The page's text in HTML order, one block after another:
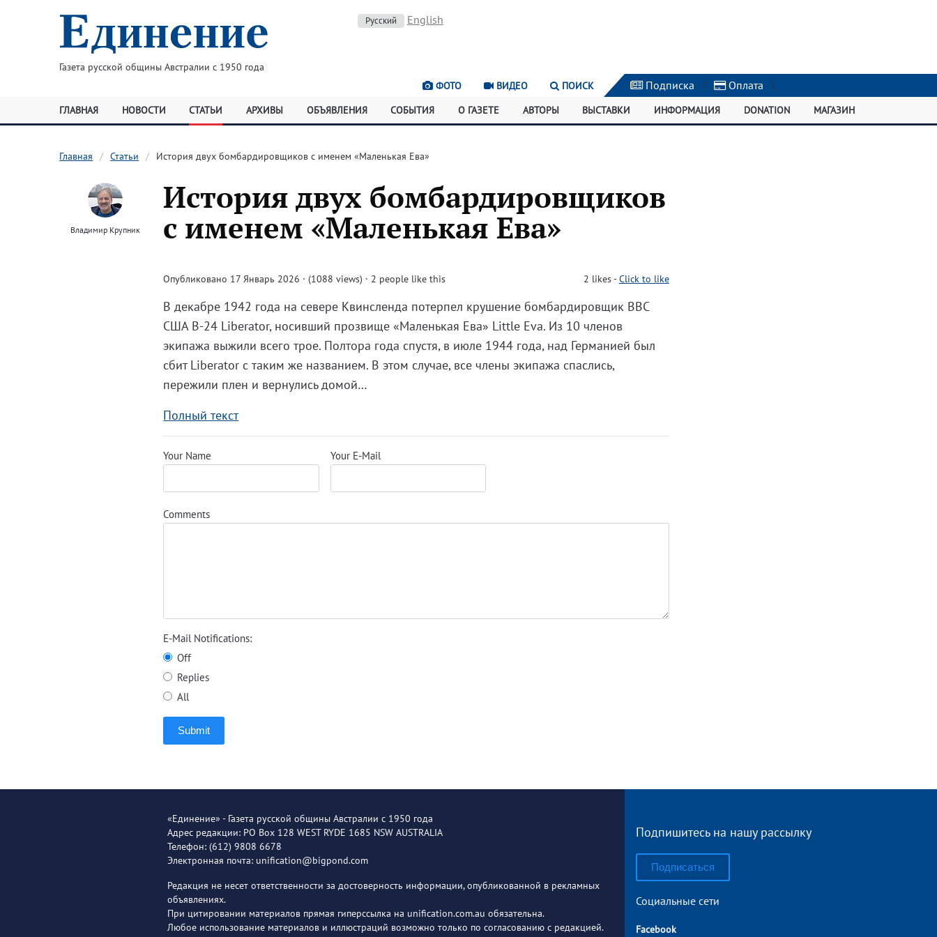
Газета русской общины Австралии с 1950 года
Русский English
ФОТО ВИДЕО ПОИСК Подписка | Оплата |
ГЛАВНАЯ НОВОСТИ СТАТЬИ АРХИВЫ ОБЪЯВЛЕНИЯ СОБЫТИЯ О ГАЗЕТЕ АВТОРЫ ВЫСТАВКИ ИНФОРМАЦИЯ DONATION МАГАЗИН
Главная Статьи История двух бомбардировщиков с именем «Маленькая Ева»
Владимир Крупник
История двух бомбардировщиков
с именем «Маленькая Ева»
Опубликовано 17 Январь 2026 · (1088 views) · 2 people like this 2 likes-Click to like
В декабре 1942 года на севере Квинсленда потерпел крушение бомбардировщик ВВС
США B-24 Liberator, носивший прозвище «Маленькая Ева» Little Eva. Из 10 членов
экипажа выжили всего трое. Полтора года спустя, в июле 1944 года, над Германией был
сбит Liberator с таким же названием. В этом случае, все члены экипажа спаслись,
пережили плен и вернулись домой…
Полный текст
Your Name Your E-Mail
Comments
E-Mail Notifications:
Off
Replies
All
Submit
«Единение» - Газета русской общины Австралии с 1950 года
Адрес редакции: PO Box 128 WEST RYDE 1685 NSW AUSTRALIA
Телефон: (612) 9808 6678
Электронная почта: unification@bigpond.com
Редакция не несет ответственности за достоверность информации, опубликованной в рекламных
объявлениях.
При цитировании материалов прямая гиперссылка на unification.com.au обязательна.
Любое использование материалов и иллюстраций возможно только по согласованию с редакцией.
Подпишитесь на нашу рассылку
Подписаться
Социальные сети
Facebook